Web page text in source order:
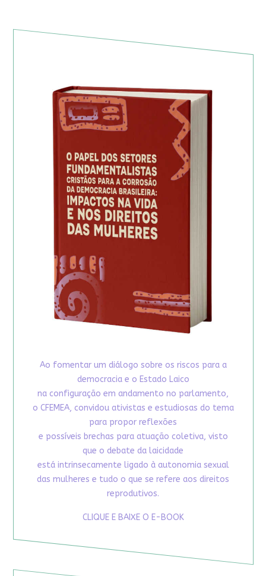
Ao fomentar um diálogo sobre os riscos para a
democracia e o Estado Laico
na configuração em andamento no parlamento,
o CFEMEA, convidou ativistas e estudiosas do tema
para propor reflexões
e possíveis brechas para atuação coletiva, visto
que o debate da laicidade
está intrinsecamente ligado à autonomia sexual
das mulheres e tudo o que se refere aos direitos
reprodutivos.
CLIQUE E BAIXE O E-BOOK